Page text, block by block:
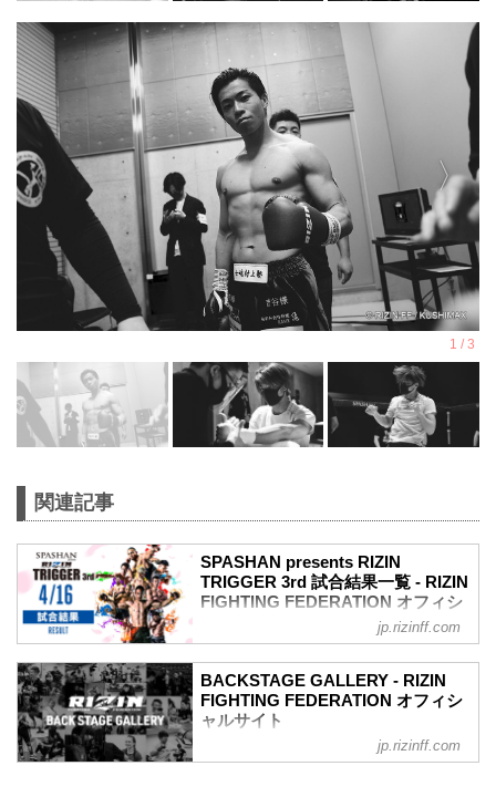
関連記事
SPASHAN presents RIZIN
TRIGGER 3rd 試合結果一覧 - RIZIN
FIGHTING FEDERATION オフィシ
介
RIZIN MMAルール：5分 3R（71.0kg）
（WIN）ルイス・グスタボ vs. 矢地祐介
2R 3分14秒 TKO（レフェリーストップ：
jp.rizinff.com
BACKSTAGE GALLERY - RIZIN
FIGHTING FEDERATION オフィシ
ャルサイト
BACKSTAGE GALLERY の記事一覧 - 格
jp.rizinff.com